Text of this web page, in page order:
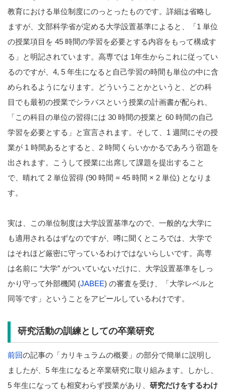
教育における単位制度にのっとったものです。詳細は省略し
ますが、文部科学省が定める大学設置基準によると、「1 単位
の授業項目を 45 時間の学習を必要とする内容をもって構成す
る」と明記されています。高専では 1年生からこれに従ってい
るのですが、4, 5 年生になると自己学習の時間も単位の中に含
められるようになります。どういうことかというと、どの科
目でも最初の授業でシラバスという授業の計画書が配られ、
「この科目の単位の習得には 30 時間の授業と 60 時間の自己
学習を必要とする」と宣言されます。そして、1 週間にその授
業が 1 時間あるとすると、2 時間くらいかかるであろう宿題を
出されます。こうして授業に出席して課題を提出すること
で、晴れて 2 単位習得 (90 時間 = 45 時間 × 2 単位) となりま
す。
実は、この単位制度は大学設置基準なので、一般的な大学に
も適用されるはずなのですが、噂に聞くところでは、大学で
はそれほど厳密に守っているわけではないらしいです。高専
は名前に “大学” がついていないだけに、大学設置基準をしっ
かり守って外部機関 (JABEE) の審査を受け、「大学レベルと
同等です」ということをアピールしているわけです。
研究活動の訓練としての卒業研究
前回の記事の「カリキュラムの概要」の部分で簡単に説明し
ましたが、5 年生になると卒業研究に取り組みます。しかし、
5 年生になっても相変わらず授業があり、 研究だけをするわけ